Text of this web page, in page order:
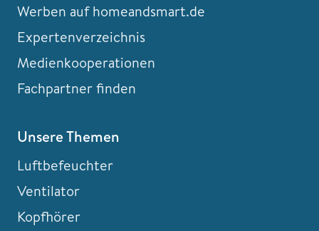
Werben auf homeandsmart.de
Expertenverzeichnis
Medienkooperationen
Fachpartner finden
Unsere Themen
Luftbefeuchter
Ventilator
Kopfhörer